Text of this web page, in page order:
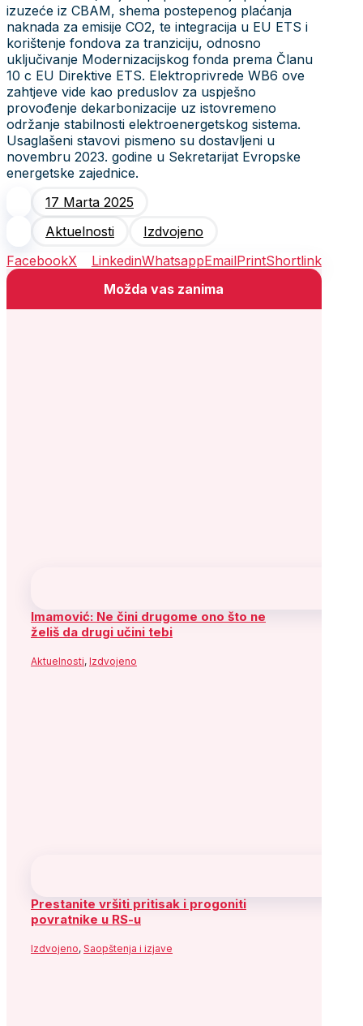
izuzeće iz CBAM, shema postepenog plaćanja
naknada za emisije CO2, te integracija u EU ETS i
korištenje fondova za tranziciju, odnosno
uključivanje Modernizacijskog fonda prema Članu
10 c EU Direktive ETS. Elektroprivrede WB6 ove
zahtjeve vide kao preduslov za uspješno
provođenje dekarbonizacije uz istovremeno
održanje stabilnosti elektroenergetskog sistema.
Usaglašeni stavovi pismeno su dostavljeni u
novembru 2023. godine u Sekretarijat Evropske
energetske zajednice.
17 Marta 2025
Aktuelnosti
Izdvojeno
FacebookX LinkedinWhatsappEmailPrintShortlink
Možda vas zanima
Imamović: Ne čini drugome ono što ne
želiš da drugi učini tebi
Aktuelnosti, Izdvojeno
Prestanite vršiti pritisak i progoniti
povratnike u RS-u
Izdvojeno, Saopštenja i izjave